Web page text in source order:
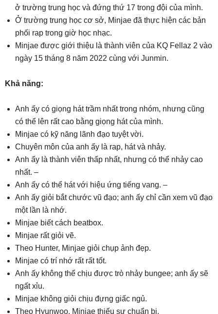
ở trường trung học và đứng thứ 17 trong đội của mình.
Ở trường trung học cơ sở, Minjae đã thực hiện các bản
phối rap trong giờ học nhạc.
Minjae được giới thiệu là thành viên của KQ Fellaz 2 vào
ngày 15 tháng 8 năm 2022 cùng với Junmin.
Khả năng:
Anh ấy có giọng hát trầm nhất trong nhóm, nhưng cũng
có thể lên rất cao bằng giọng hát của mình.
Minjae có kỹ năng lãnh đạo tuyệt vời.
Chuyên môn của anh ấy là rap, hát và nhảy.
Anh ấy là thành viên thấp nhất, nhưng có thể nhảy cao
nhất. –
Anh ấy có thể hát với hiệu ứng tiếng vang. –
Anh ấy giỏi bắt chước vũ đạo; anh ấy chỉ cần xem vũ đạo
một lần là nhớ.
Minjae biết cách beatbox.
Minjae rất giỏi vẽ.
Theo Hunter, Minjae giỏi chụp ảnh đẹp.
Minjae có trí nhớ rất rất tốt.
Anh ấy không thể chịu được trò nhảy bungee; anh ấy sẽ
ngất xỉu.
Minjae không giỏi chịu đựng giấc ngủ.
Theo Hyunwoo, Minjae thiếu sự chuẩn bị.